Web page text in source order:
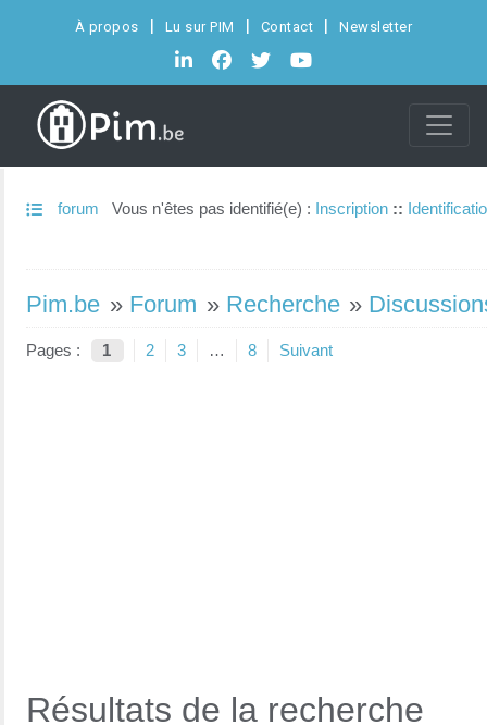
À propos Lu sur PIM Contact Newsletter
forum Vous n'êtes pas identifié(e) : Inscription ::
Pim.be » Forum » Recherche »
Pages : 1 2 3 … 8 Suivant
Résultats de la recherche